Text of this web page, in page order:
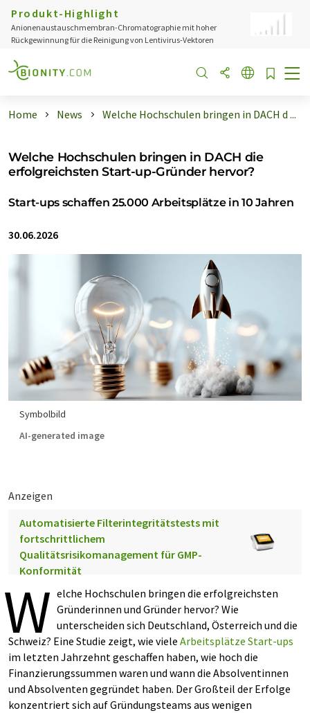
Produkt-Highlight
Anionenaustauschmembran-Chromatographie mit hoher
Rückgewinnung für die Reinigung von Lentivirus-Vektoren
Home News Welche Hochschulen bringen in DACH d ...
Welche Hochschulen bringen in DACH die
erfolgreichsten Start-up-Gründer hervor?
Start-ups schaffen 25.000 Arbeitsplätze in 10 Jahren
30.06.2026
Symbolbild
AI-generated image
Anzeigen
Automatisierte Filterintegritätstests mit
fortschrittlichem
Qualitätsrisikomanagement für GMP-
Konformität
W elche Hochschulen bringen die erfolgreichsten
Gründerinnen und Gründer hervor? Wie
unterscheiden sich Deutschland, Österreich und die
Schweiz? Eine Studie zeigt, wie viele Arbeitsplätze Start-ups
im letzten Jahrzehnt geschaffen haben, wie hoch die
Finanzierungssummen waren und wann die Absolventinnen
und Absolventen gegründet haben. Der Großteil der Erfolge
konzentriert sich auf Gründungsteams aus wenigen